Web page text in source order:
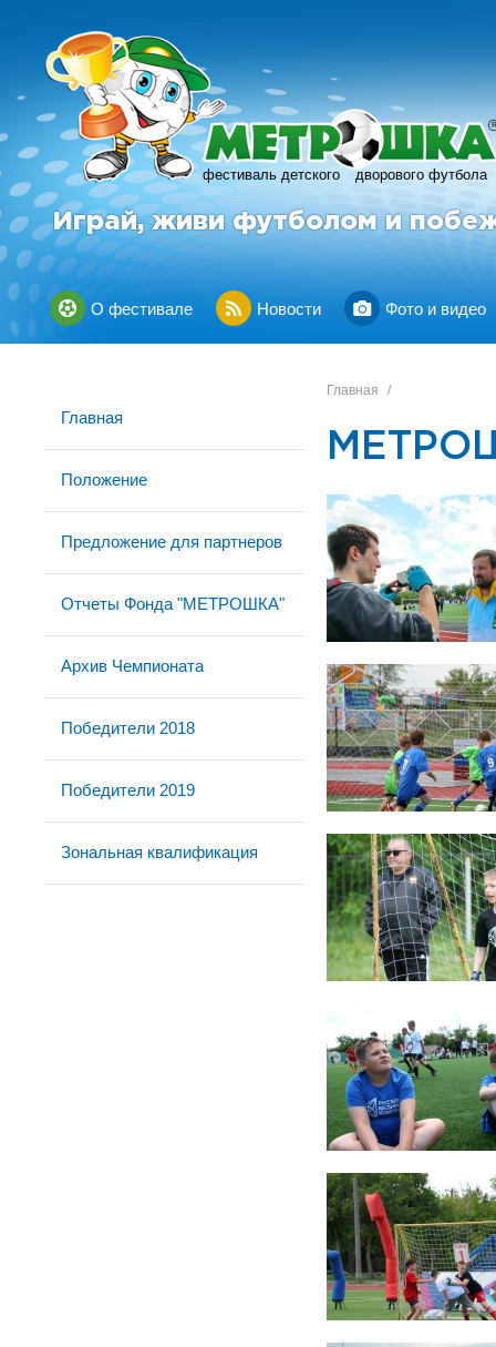
фестиваль детского дворового футбола
R
Играй, живи футболом и
О фестивале Новости Фото и видео
Главная
Положение
Предложение для партнеров
Отчеты Фонда "МЕТРОШКА"
Архив Чемпионата
Победители 2018
Победители 2019
Зональная квалификация
Главная /